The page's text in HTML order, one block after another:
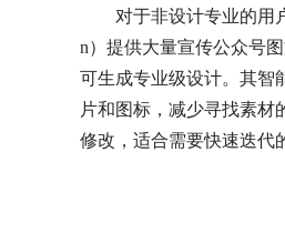
对于非设计专业的用
n）提供大量宣传公众号
可生成专业级设计。其智
片和图标，减少寻找素材
修改，适合需要快速迭代